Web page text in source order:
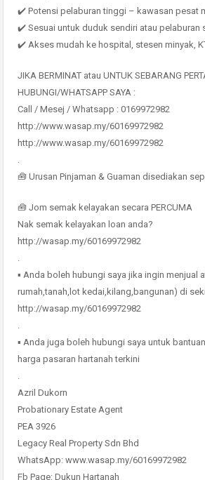
✔️ Potensi pelaburan tinggi – kawasan pesat
✔️ Sesuai untuk duduk sendiri atau pelaburan
✔️ Akses mudah ke hospital, stesen minyak,
JIKA BERMINAT atau UNTUK SEBARANG
HUBUNGI/WHATSAPP SAYA :
Call / Mesej / Whatsapp : 0169972982
http://www.wasap.my/60169972982
http://www.wasap.my/60169972982
🧰 Urusan Pinjaman & Guaman disediakan
🧰 Jom semak kelayakan secara PERCUMA
Nak semak kelayakan loan anda?
http://wasap.my/60169972982
▪ Anda boleh hubungi saya jika ingin menjual
rumah,tanah,lot kedai,kilang,bangunan) di
http://wasap.my/60169972982
▪ Anda juga boleh hubungi saya untuk
harga pasaran hartanah terkini
Azril Dukorn
Probationary Estate Agent
PEA 3926
Legacy Real Property Sdn Bhd
WhatsApp: www.wasap.my/60169972982
Fb Page: Dukun Hartanah